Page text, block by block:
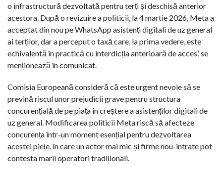
o infrastructură dezvoltată pentru terți și deschisă anterior
acestora. După o revizuire a politicii, la 4 martie 2026, Meta a
acceptat din nou pe WhatsApp asistenți digitali de uz general
ai terților, dar a perceput o taxă care, la prima vedere, este
echivalentă în practică cu interdicția anterioară de acces’, se
menționează în comunicat.
Comisia Europeană consideră că este urgent nevoie să se
prevină riscul unor prejudicii grave pentru structura
concurențială de pe piața în creștere a asistenților digitali de
uz general. Modificarea politicii Meta riscă să afecteze
concurența într-un moment esențial pentru dezvoltarea
acestei piețe, în care un actor mai mic și firme nou-intrate pot
contesta marii operatori tradiționali.